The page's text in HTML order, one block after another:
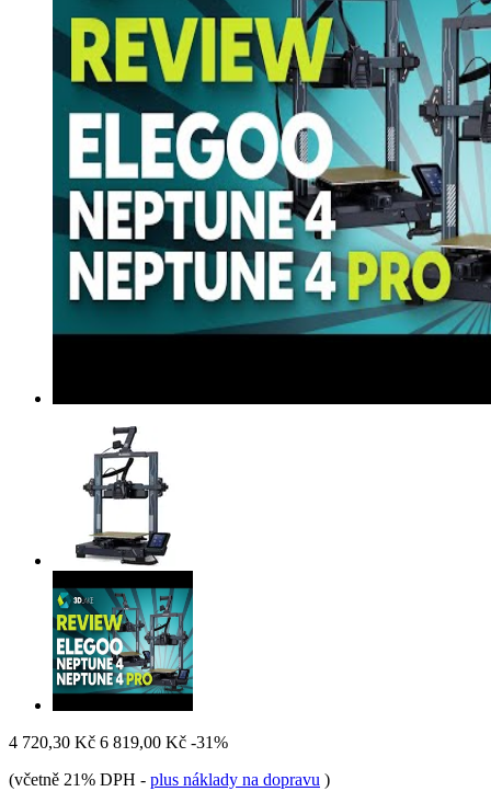
4 720,30 Kč 6 819,00 Kč -31%
(včetně 21% DPH - plus náklady na dopravu )